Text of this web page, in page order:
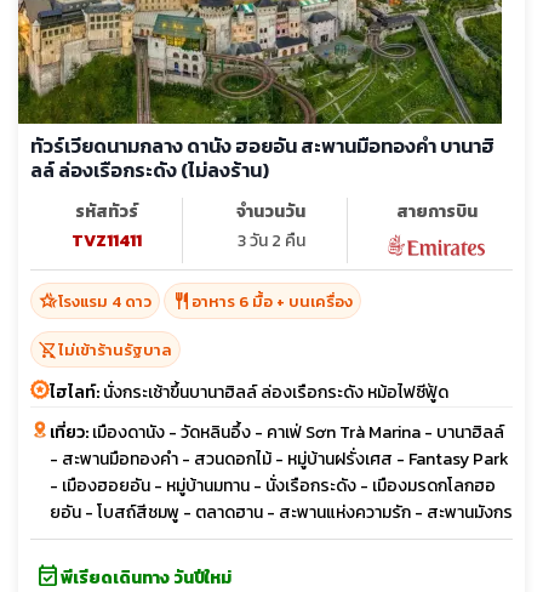
ทัวร์เวียดนามกลาง ดานัง ฮอยอัน สะพานมือทองคำ บานาฮิ
ลล์ ล่องเรือกระดัง (ไม่ลงร้าน)
รหัสทัวร์
TVZ11411
จำนวนวัน
3 วัน 2 คืน
สายการบิน
hotel_classโรงแรม 4 ดาว restaurant อาหาร 6 มื้อ + บนเครื่อง
shopping_cart_offไม่เข้าร้านรัฐบาล
ไฮไลท์:นั่งกระเช้าขึ้นบานาฮิลล์ ล่องเรือกระดัง หม้อไฟซีฟู้ด
เที่ยว:เมืองดานัง - วัดหลินอึ้ง - คาเฟ่ Sơn Trà Marina - บานาฮิลล์
- สะพานมือทองคำ - สวนดอกไม้ - หมู่บ้านฝรั่งเศส - Fantasy Park
- เมืองฮอยอัน - หมู่บ้านมทาน - นั่งเรือกระดัง - เมืองมรดกโลกฮอ
ยอัน - โบสถ์สีชมพู - ตลาดฮาน - สะพานแห่งความรัก - สะพานมังกร
event_availableพีเรียดเดินทาง วันปีใหม่